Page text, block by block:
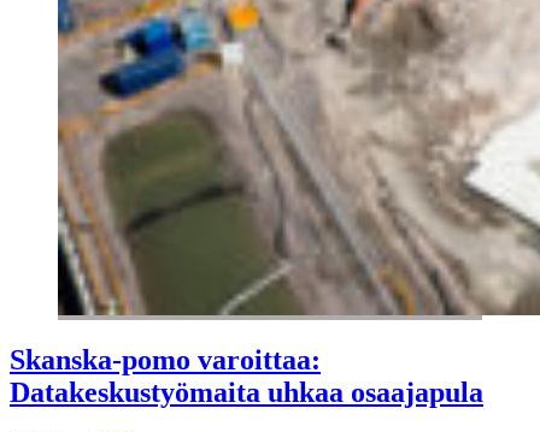
Skanska-pomo varoittaa:
Datakeskustyömaita uhkaa osaajapula